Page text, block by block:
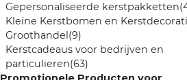
Gepersonaliseerde kerstpakketten
Kleine Kerstbomen en
Groothandel(9)
Kerstcadeaus voor bedrijven en
particulieren(63)